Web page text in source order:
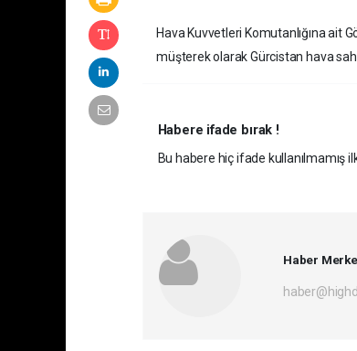
Hava Kuvvetleri Komutanlığına ait
müşterek olarak Gürcistan hava
Habere ifade bırak !
Bu habere hiç ifade kullanılmamış
Haber